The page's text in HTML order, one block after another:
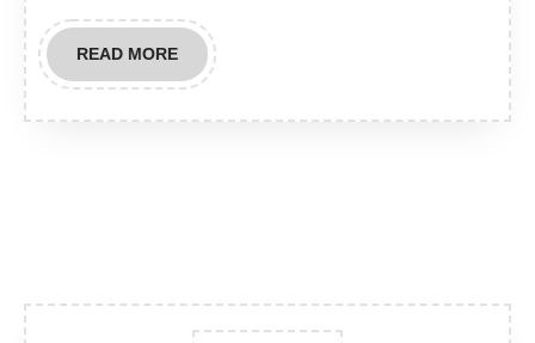
READ MOREREAD
MORE